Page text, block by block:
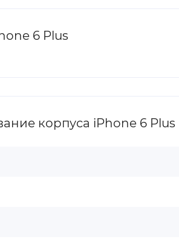
6 Plus
корпуса iPhone 6 Plus